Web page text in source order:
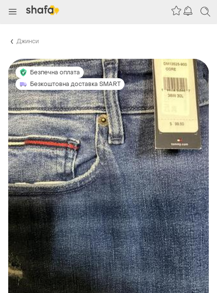
Джинси
Безпечна оплата
Безкоштовна доставка SMART